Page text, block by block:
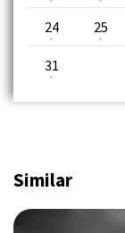
24 25
31
Similar